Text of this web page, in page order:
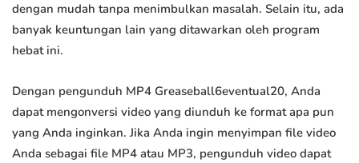
dengan mudah tanpa menimbulkan masalah. Selain itu, ada
banyak keuntungan lain yang ditawarkan oleh program
hebat ini.
Dengan pengunduh MP4 Greaseball6eventual20, Anda
dapat mengonversi video yang diunduh ke format apa pun
yang Anda inginkan. Jika Anda ingin menyimpan file video
Anda sebagai file MP4 atau MP3, pengunduh video dapat